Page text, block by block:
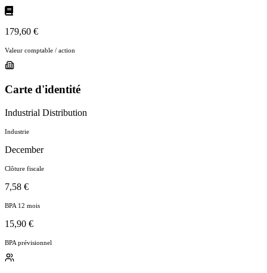
179,60 €
Valeur comptable / action
Carte d'identité
Industrial Distribution
Industrie
December
Clôture fiscale
7,58 €
BPA 12 mois
15,90 €
BPA prévisionnel